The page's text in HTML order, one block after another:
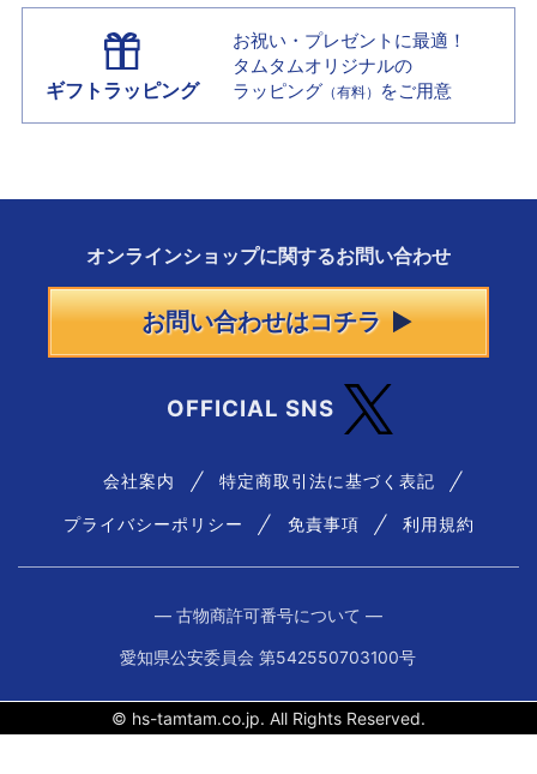
ギフトラッピング
お祝い・プレゼントに最適！
タムタムオリジナルの
ラッピング （有料） をご用意
オンラインショップに関するお問い合わせ
お問い合わせはコチラ
OFFICIAL SNS
会社案内 特定商取引法に基づく表記
プライバシーポリシー 免責事項 利用規約
― 古物商許可番号について ―
愛知県公安委員会 第542550703100号
© hs-tamtam.co.jp. All Rights Reserved.